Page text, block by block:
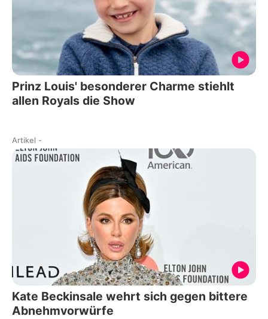
Prinz Louis' besonderer Charme stiehlt
allen Royals die Show
Artikel -
Kate Beckinsale wehrt sich gegen bittere
Abnehmvorwürfe